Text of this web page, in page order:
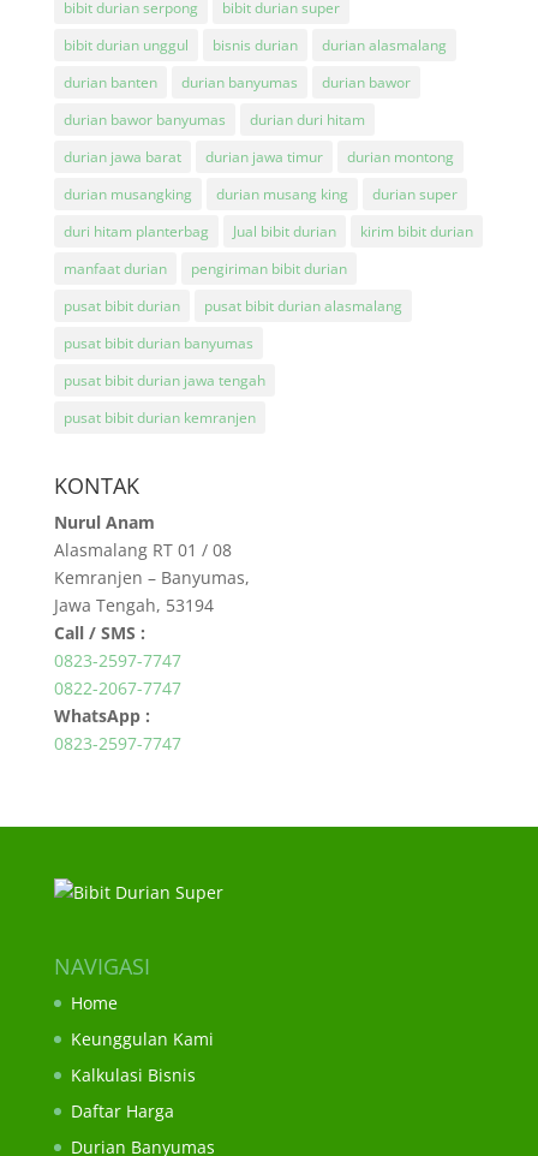
bibit durian serpong
bibit durian super
bibit durian unggul
bisnis durian
durian alasmalang
durian banten
durian banyumas
durian bawor
durian bawor banyumas
durian duri hitam
durian jawa barat
durian jawa timur
durian montong
durian musangking
durian musang king
durian super
duri hitam planterbag
Jual bibit durian
kirim bibit durian
manfaat durian
pengiriman bibit durian
pusat bibit durian
pusat bibit durian alasmalang
pusat bibit durian banyumas
pusat bibit durian jawa tengah
pusat bibit durian kemranjen
KONTAK
Nurul Anam
Alasmalang RT 01 / 08
Kemranjen – Banyumas,
Jawa Tengah, 53194
Call / SMS :
0823-2597-7747
0822-2067-7747
WhatsApp :
0823-2597-7747
NAVIGASI
Home
Keunggulan Kami
Kalkulasi Bisnis
Daftar Harga
Durian Banyumas